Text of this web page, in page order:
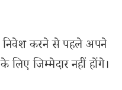
निवेश करने से पहले अपने
जिम्मेदार नहीं होंगे।